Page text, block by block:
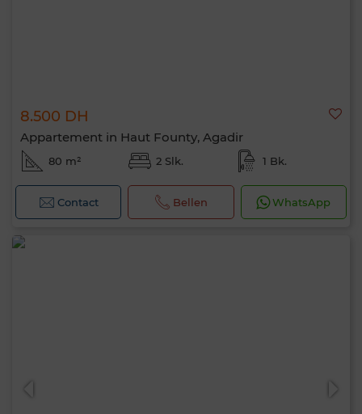
8.500 DH
Appartement in Haut Founty, Agadir
80 m² 2 Slk. 1 Bk.
Contact Bellen WhatsApp